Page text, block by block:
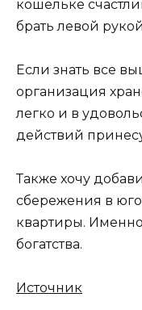
кошельке
брать левой
Если знать все
организация
легко и в
действий
Также хочу
сбережения в
квартиры. Именно
богатства.
Источник